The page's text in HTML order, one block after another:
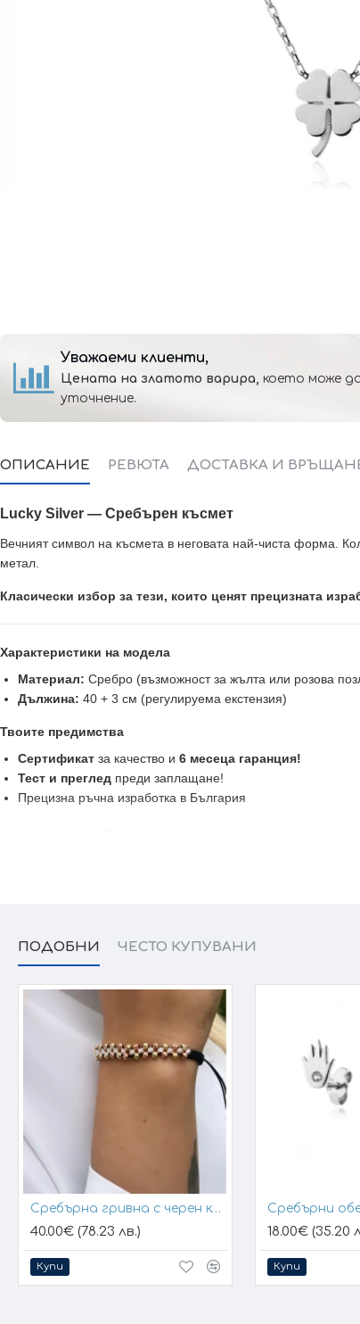
Уважаеми клиенти,
Цената на златото варира, което може
уточнение.
ОПИСАНИЕ РЕВЮТА ДОСТАВКА И
Lucky Silver — Сребърен късмет
Вечният символ на късмета в неговата най-чиста форма.
метал.
Класически избор за тези, които ценят прецизната
Характеристики на модела
Материал: Сребро (възможност за жълта или розова
Дължина: 40 + 3 см (регулируема екстензия)
Твоите предимства
Сертификат за качество и 6 месеца гаранция!
Тест и преглед преди заплащане!
Прецизна ръчна изработка в България
ПОДОБНИ ЧЕСТО КУПУВАНИ
Сребърна гривна с черен конец и позлатени топчета
40.00€ (78.23 лв.)
Купи
Сребърни
18.00€ (35.20
Купи